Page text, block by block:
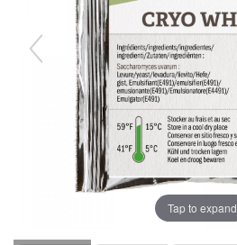
Tap to expand